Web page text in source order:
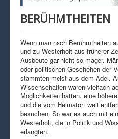
DATENSCHUTZ
BERÜHMTHEITEN
Wenn man nach Berühmtheiten
und zu Westerholt aus früherer
Ausbeute gar nicht so mager.
oder politischen Geschehen der
stammten meist aus dem Adel.
Wissenschaften waren vielfach
Möglichkeiten hatten, eine
und die vom Heimatort weit
besuchen. So war es auch mit
Westerholt, die in Politik und
erlangten.